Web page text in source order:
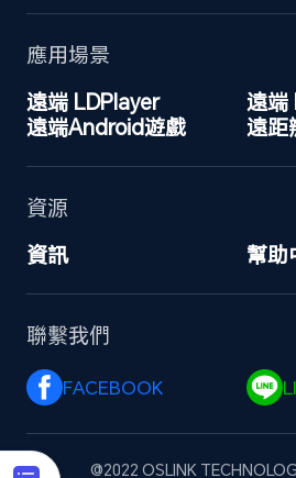
應用場景
遠端 LDPlayer
遠端
遠端Android遊戲
遠距
資源
資訊
幫助
聯繫我們
FACEBOOK
@2022 OSLINK